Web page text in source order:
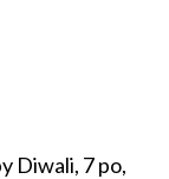
Diwali, 7 po,